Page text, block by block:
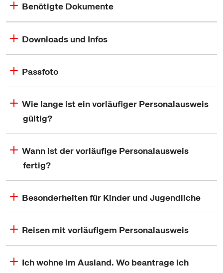
Benötigte Dokumente
Downloads und Infos
Passfoto
Wie lange ist ein vorläufiger Personalausweis
gültig?
Wann ist der vorläufige Personalausweis
fertig?
Besonderheiten für Kinder und Jugendliche
Reisen mit vorläufigem Personalausweis
Ich wohne im Ausland. Wo beantrage ich